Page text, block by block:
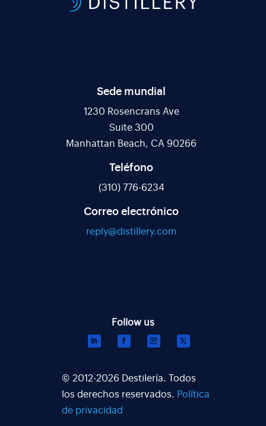
Sede mundial
1230 Rosencrans Ave
Suite 300
Manhattan Beach, CA 90266
Teléfono
(310) 776-6234
Correo electrónico
reply@distillery.com
© 2012-2026 Destilería. Todos
los derechos reservados. Política
de privacidad